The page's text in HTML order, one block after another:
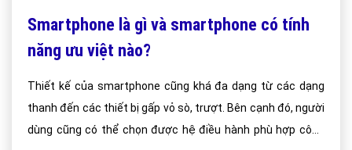
Smartphone là gì và smartphone có tính
năng ưu việt nào?
Thiết kế của smartphone cũng khá đa dạng từ các dạng
thanh đến các thiết bị gấp vỏ sò, trượt. Bên cạnh đó, người
dùng cũng có thể chọn được hệ điều hành phù hợp công